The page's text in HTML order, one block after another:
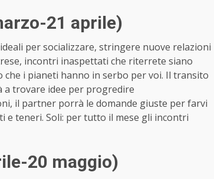
21 aprile)
per socializzare, stringere nuove relazioni
incontri inaspettati che riterrete siano
i pianeti hanno in serbo per voi. Il transito
a trovare idee per progredire
il partner porrà le domande giuste per farvi
e teneri. Soli: per tutto il mese gli incontri
20 maggio)